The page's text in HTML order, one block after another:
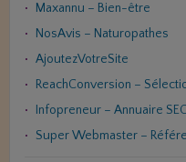
Maxannu – Bien-être
NosAvis – Naturopathes
AjoutezVotreSite
ReachConversion –
Infopreneur – Annuaire
Super Webmaster –